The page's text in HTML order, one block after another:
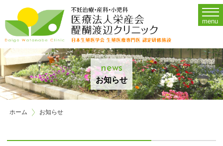
Menu
Home
診療時間・担当医・施設案内
不妊治療
婦人科
menu
news
お知らせ
ホーム お知らせ